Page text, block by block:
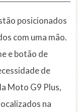
posicionados
com uma mão.
e botão de
de
Moto G9 Plus,
na